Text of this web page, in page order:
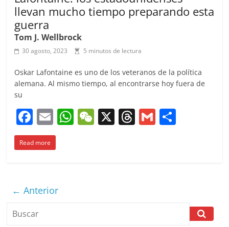
llevan mucho tiempo preparando esta
guerra
Tom J. Wellbrock
30 agosto, 2023 5 minutos de lectura
Oskar Lafontaine es uno de los veteranos de la política
alemana. Al mismo tiempo, al encontrarse hoy fuera de
su
F
a
c
b
o
o
E
m
ai
W W X T G
Read more
← Anterior